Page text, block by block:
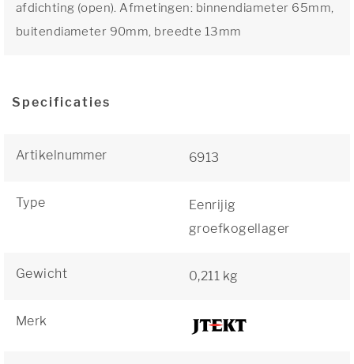
afdichting (open). Afmetingen: binnendiameter 65mm,
buitendiameter 90mm, breedte 13mm
Specificaties
Artikelnummer 6913
Type
Eenrijig
groefkogellager
Gewicht 0,211 kg
Merk